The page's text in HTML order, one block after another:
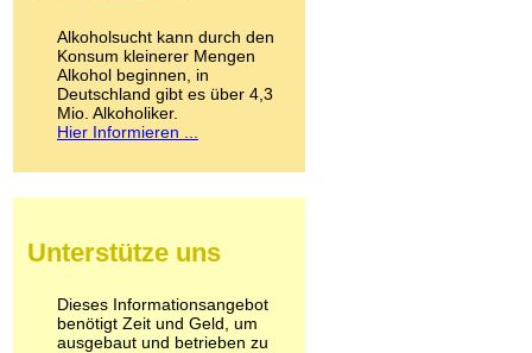
LSD
Marihuana
Medikamente
Meskalin
Metamphetamin
Methadon
Pilze
Psychopharmaka
Schlafmittel
Schmerzmittel
Alkoholsucht kann durch den
Konsum kleinerer Mengen
Alkohol beginnen, in
Deutschland gibt es über 4,3
Mio. Alkoholiker.
Hier Informieren ...
Unterstütze uns
Dieses Informationsangebot
benötigt Zeit und Geld, um
ausgebaut und betrieben zu